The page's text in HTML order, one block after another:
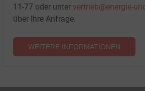
11-77 oder unter vertrieb@energie-
über Ihre Anfrage.
WEITERE INFORMATIONEN